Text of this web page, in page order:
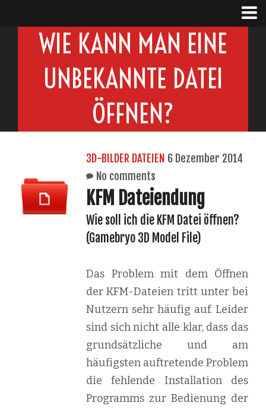
WIE KANN MAN EINE
UNBEKANNTE DATEI
ÖFFNEN?
3D-BILDER DATEIEN 6 Dezember 2014
No comments
KFM Dateiendung
Wie soll ich die KFM Datei öffnen?
(Gamebryo 3D Model File)
Das Problem mit dem Öffnen
der KFM-Dateien tritt unter bei
Nutzern sehr häufig auf. Leider
sind sich nicht alle klar, dass das
grundsätzliche und am
häufigsten auftretende Problem
die fehlende Installation des
Programms zur Bedienung der